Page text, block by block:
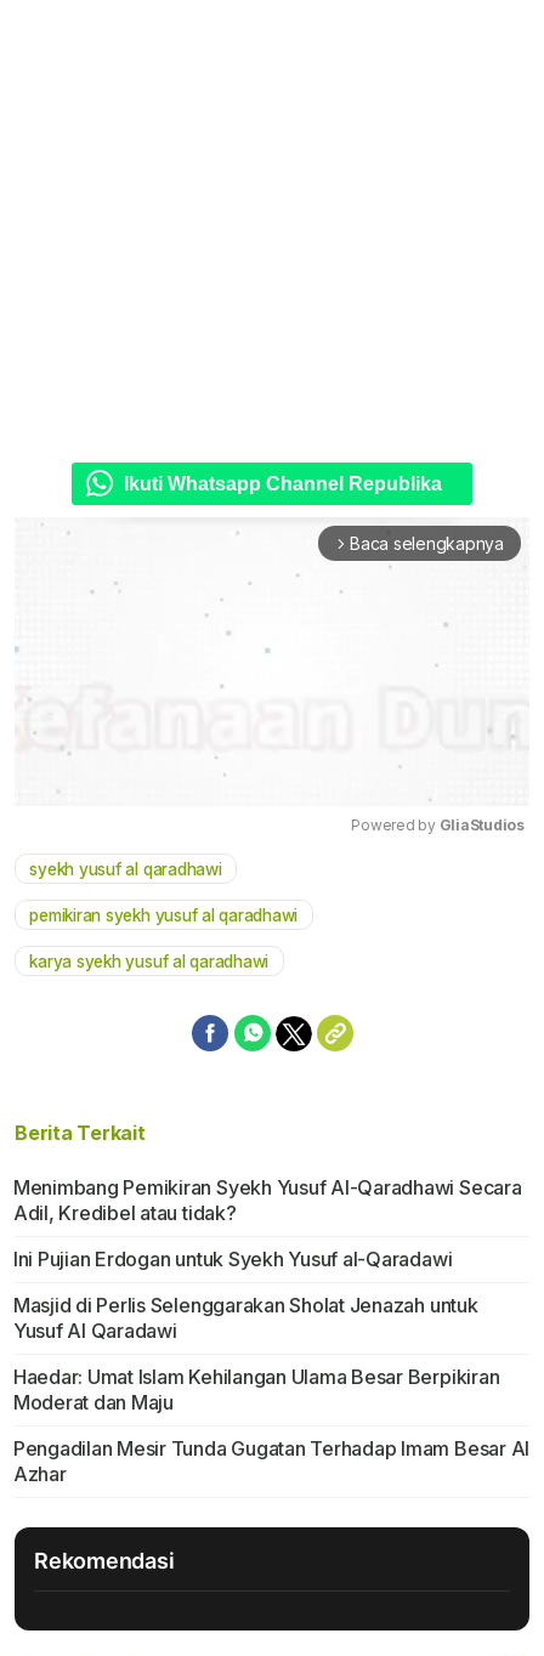
Ikuti Whatsapp Channel Republika
arrow_forward_ios Baca selengkapnya
Powered by GliaStudios
syekh yusuf al qaradhawi
pemikiran syekh yusuf al qaradhawi
karya syekh yusuf al qaradhawi
Berita Terkait
Menimbang Pemikiran Syekh Yusuf Al-Qaradhawi Secara
Adil, Kredibel atau tidak?
Ini Pujian Erdogan untuk Syekh Yusuf al-Qaradawi
Masjid di Perlis Selenggarakan Sholat Jenazah untuk
Yusuf Al Qaradawi
Haedar: Umat Islam Kehilangan Ulama Besar Berpikiran
Moderat dan Maju
Pengadilan Mesir Tunda Gugatan Terhadap Imam Besar Al
Azhar
Rekomendasi